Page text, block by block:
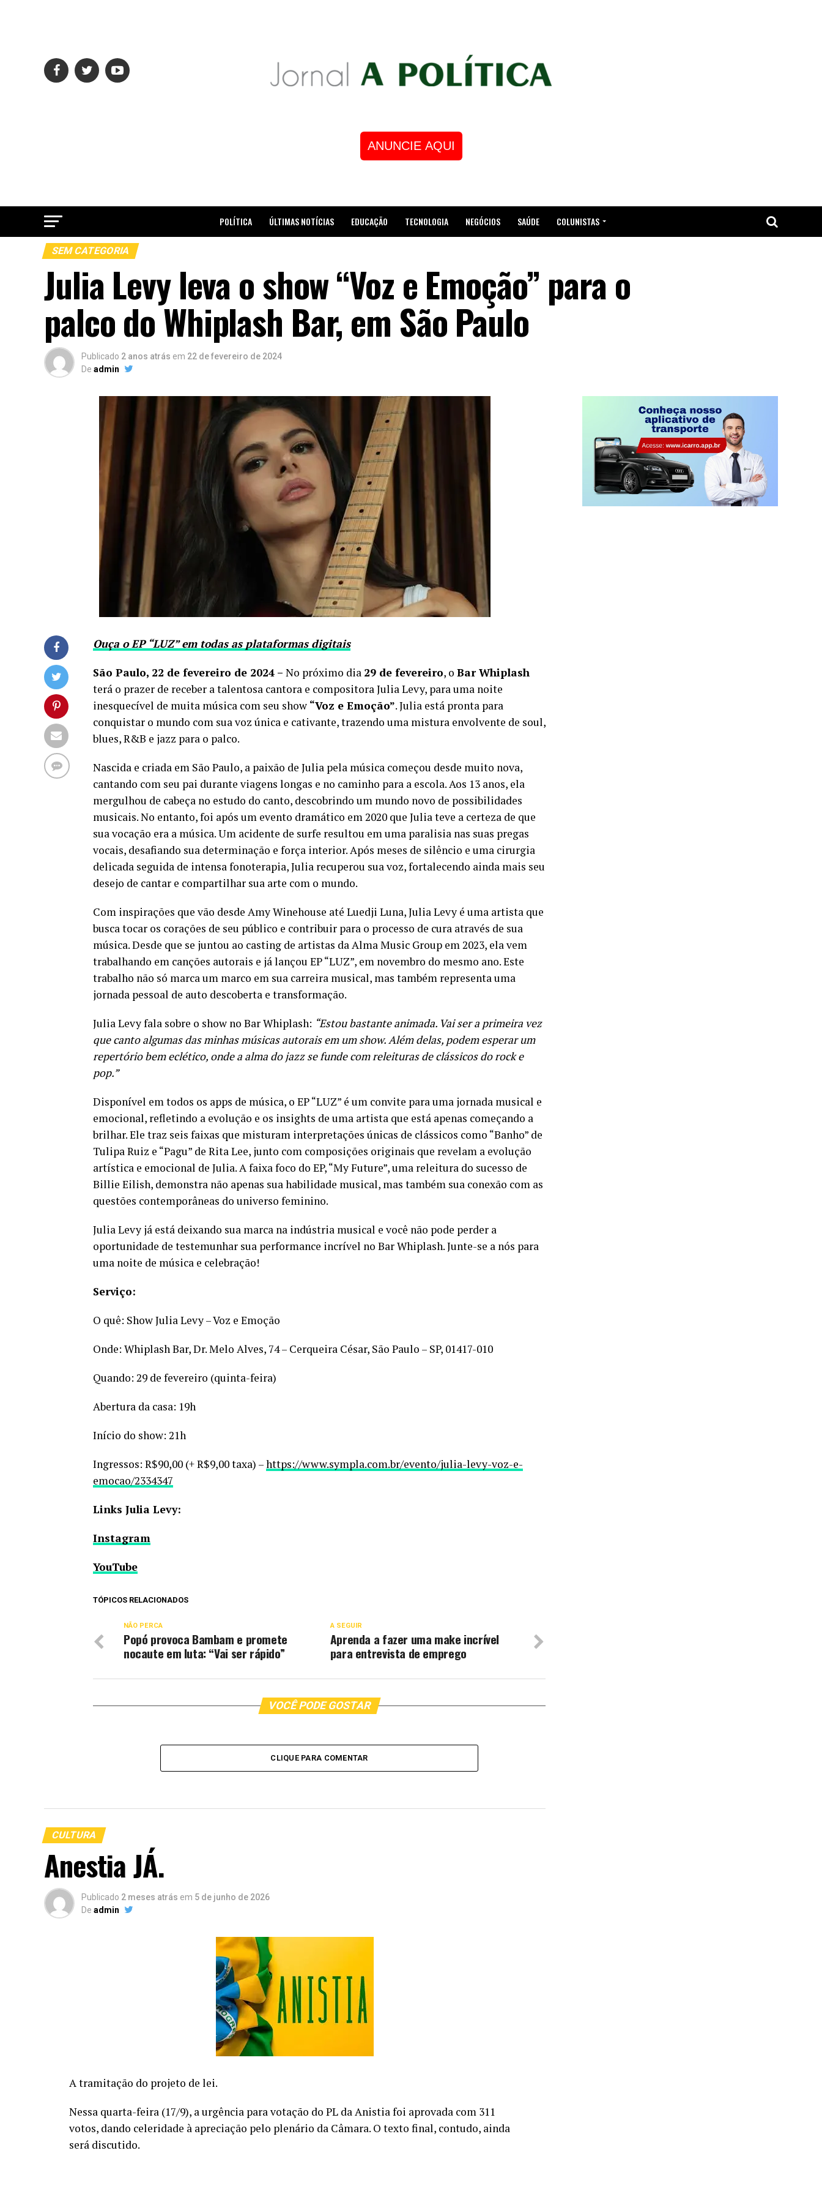
ANUNCIE AQUI
POLÍTICA ÚLTIMAS NOTÍCIAS EDUCAÇÃO TECNOLOGIA NEGÓCIOS SAÚDE COLUNISTAS
SEM CATEGORIA
Julia Levy leva o show “Voz e Emoção” para o
palco do Whiplash Bar, em São Paulo
Publicado 2 anos atrás em 22 de fevereiro de 2024
De admin
Ouça o EP “LUZ” em todas as plataformas digitais
São Paulo, 22 de fevereiro de 2024 – No próximo dia 29 de fevereiro, o Bar Whiplash
terá o prazer de receber a talentosa cantora e compositora Julia Levy, para uma noite
inesquecível de muita música com seu show “Voz e Emoção”. Julia está pronta para
conquistar o mundo com sua voz única e cativante, trazendo uma mistura envolvente de soul,
blues, R&B e jazz para o palco.
Nascida e criada em São Paulo, a paixão de Julia pela música começou desde muito nova,
cantando com seu pai durante viagens longas e no caminho para a escola. Aos 13 anos, ela
mergulhou de cabeça no estudo do canto, descobrindo um mundo novo de possibilidades
musicais. No entanto, foi após um evento dramático em 2020 que Julia teve a certeza de que
sua vocação era a música. Um acidente de surfe resultou em uma paralisia nas suas pregas
vocais, desafiando sua determinação e força interior. Após meses de silêncio e uma cirurgia
delicada seguida de intensa fonoterapia, Julia recuperou sua voz, fortalecendo ainda mais seu
desejo de cantar e compartilhar sua arte com o mundo.
Com inspirações que vão desde Amy Winehouse até Luedji Luna, Julia Levy é uma artista que
busca tocar os corações de seu público e contribuir para o processo de cura através de sua
música. Desde que se juntou ao casting de artistas da Alma Music Group em 2023, ela vem
trabalhando em canções autorais e já lançou EP “LUZ”, em novembro do mesmo ano. Este
trabalho não só marca um marco em sua carreira musical, mas também representa uma
jornada pessoal de auto descoberta e transformação.
Julia Levy fala sobre o show no Bar Whiplash: “Estou bastante animada. Vai ser a primeira vez
que canto algumas das minhas músicas autorais em um show. Além delas, podem esperar um
repertório bem eclético, onde a alma do jazz se funde com releituras de clássicos do rock e
pop.”
Disponível em todos os apps de música, o EP “LUZ” é um convite para uma jornada musical e
emocional, refletindo a evolução e os insights de uma artista que está apenas começando a
brilhar. Ele traz seis faixas que misturam interpretações únicas de clássicos como “Banho” de
Tulipa Ruiz e “Pagu” de Rita Lee, junto com composições originais que revelam a evolução
artística e emocional de Julia. A faixa foco do EP, “My Future”, uma releitura do sucesso de
Billie Eilish, demonstra não apenas sua habilidade musical, mas também sua conexão com as
questões contemporâneas do universo feminino.
Julia Levy já está deixando sua marca na indústria musical e você não pode perder a
oportunidade de testemunhar sua performance incrível no Bar Whiplash. Junte-se a nós para
uma noite de música e celebração!
Serviço:
O quê: Show Julia Levy – Voz e Emoção
Onde: Whiplash Bar,Dr. Melo Alves, 74 – Cerqueira César, São Paulo – SP, 01417-010
Quando: 29 de fevereiro (quinta-feira)
Abertura da casa: 19h
Início do show: 21h
Ingressos: R$90,00 (+ R$9,00 taxa) –https://www.sympla.com.br/evento/julia-levy-voz-e-
emocao/2334347
Links Julia Levy:
Instagram
YouTube
TÓPICOS RELACIONADOS
A SEGUIR
Aprenda a fazer uma make incrível
para entrevista de emprego
NÃO PERCA
Popó provoca Bambam e promete
nocaute em luta: “Vai ser rápido”
VOCÊ PODE GOSTAR
CLIQUE PARA COMENTAR
CULTURA
Anestia JÁ.
Publicado 2 meses atrás em 5 de junho de 2026
De admin
A tramitação do projeto de lei.
Nessa quarta-feira (17/9), a urgência para votação do PL da Anistia foi aprovada com 311
votos, dando celeridade à apreciação pelo plenário da Câmara. O texto final, contudo, ainda
será discutido.